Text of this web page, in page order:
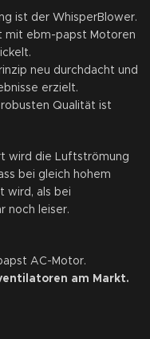
ist der WhisperBlower.
mit ebm-papst Motoren
neu durchdacht und
erzielt.
Qualität ist
wird die Luftströmung
bei gleich hohem
wird, als bei
noch leiser.
AC-Motor.
am Markt.